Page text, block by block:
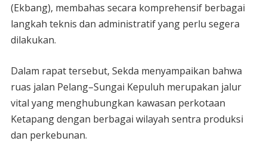
(Ekbang), membahas secara komprehensif berbagai
langkah teknis dan administratif yang perlu segera
dilakukan.
Dalam rapat tersebut, Sekda menyampaikan bahwa
ruas jalan Pelang–Sungai Kepuluh merupakan jalur
vital yang menghubungkan kawasan perkotaan
Ketapang dengan berbagai wilayah sentra produksi
dan perkebunan.